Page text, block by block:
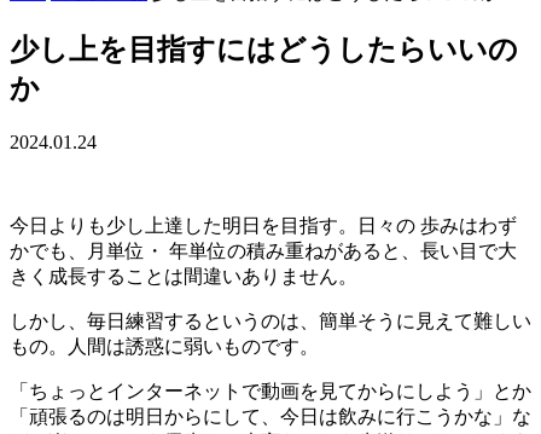
少し上を目指すにはどうしたらいいの
か
2024.01.24
今日よりも少し上達した明日を目指す。日々の 歩みはわず
かでも、月単位・ 年単位の積み重ねがあると、長い目で大
きく成長することは間違いありません。
しかし、毎日練習するというのは、簡単そうに見えて難しい
もの。人間は誘惑に弱いものです。
「ちょっとインターネットで動画を見てからにしよう」とか
「頑張るのは明日からにして、今日は飲みに行こうかな」な